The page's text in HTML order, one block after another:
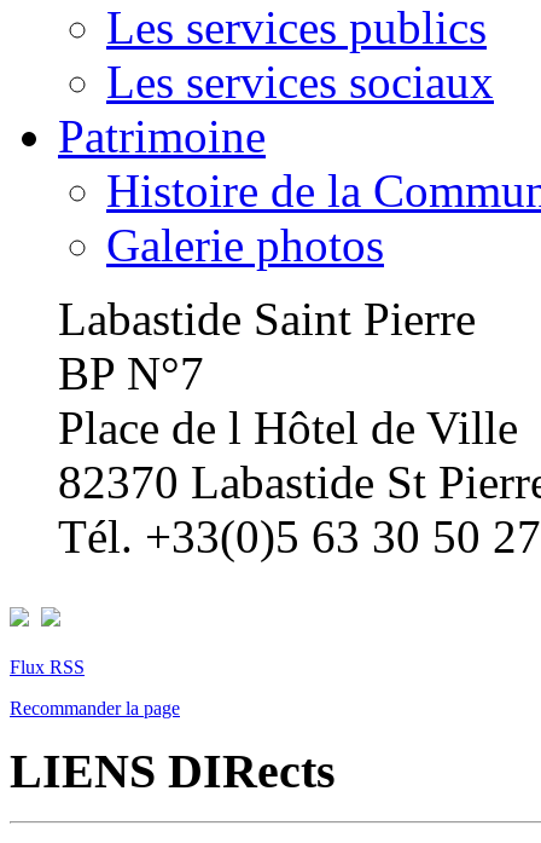
Les services publics
Les services sociaux
Patrimoine
Histoire de la
Galerie photos
Labastide Saint Pierre
BP N°7
Place de l Hôtel de Ville
82370 Labastide St
Tél. +33(0)5 63 30 50 27
Flux RSS
Recommander la page
LIENS DIRects